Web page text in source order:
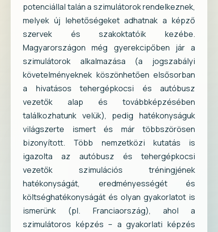
potenciállal talán a szimulátorok rendelkeznek,
melyek új lehetőségeket adhatnak a képző
szervek és szakoktatóik kezébe.
Magyarországon még gyerekcipőben jár a
szimulátorok alkalmazása (a jogszabályi
követelményeknek köszönhetően elsősorban
a hivatásos tehergépkocsi és autóbusz
vezetők alap és továbbképzésében
találkozhatunk velük), pedig hatékonyságuk
világszerte ismert és már többszörösen
bizonyított. Több nemzetközi kutatás is
igazolta az autóbusz és tehergépkocsi
vezetők szimulációs tréningjének
hatékonyságát, eredményességét és
költséghatékonyságát és olyan gyakorlatot is
ismerünk (pl. Franciaország), ahol a
szimulátoros képzés – a gyakorlati képzés